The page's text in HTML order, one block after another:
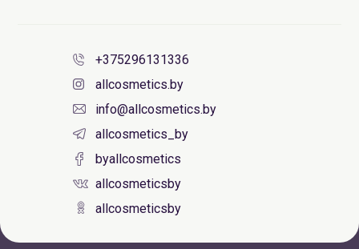
+375296131336
allcosmetics.by
info@allcosmetics.by
allcosmetics_by
byallcosmetics
allcosmeticsby
allcosmeticsby